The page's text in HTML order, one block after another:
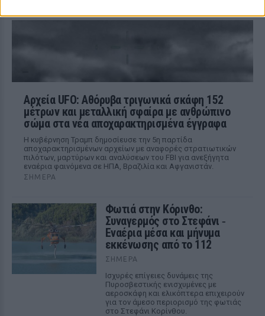
Αρχεία UFO: Αθόρυβα τριγωνικά σκάφη 152
μέτρων και μεταλλική σφαίρα με ανθρώπινο
σώμα στα νέα αποχαρακτηρισμένα έγγραφα
Η κυβέρνηση Τραμπ δημοσίευσε την 5η παρτίδα
αποχαρακτηρισμένων αρχείων με αναφορές στρατιωτικών
πιλότων, μαρτύρων και αναλύσεων του FBI για ανεξήγητα
εναέρια φαινόμενα σε ΗΠΑ, Βραζιλία και Αφγανιστάν.
ΣΉΜΕΡΑ
Φωτιά στην Κόρινθο:
Συναγερμός στο Στεφάνι ‑
Εναέρια μέσα και μήνυμα
εκκένωσης από το 112
ΣΉΜΕΡΑ
Ισχυρές επίγειες δυνάμεις της
Πυροσβεστικής ενισχυμένες με
αεροσκάφη και ελικόπτερα επιχειρούν
για τον άμεσο περιορισμό της φωτιάς
στο Στεφάνι Κορίνθου.